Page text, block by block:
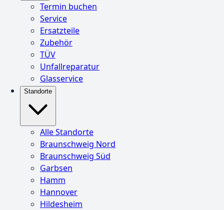
Termin buchen
Service
Ersatzteile
Zubehör
TÜV
Unfallreparatur
Glasservice
Standorte
Alle Standorte
Braunschweig Nord
Braunschweig Süd
Garbsen
Hamm
Hannover
Hildesheim